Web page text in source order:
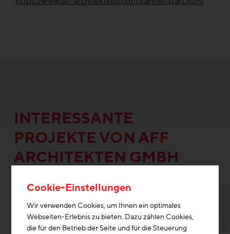
INTERESSANTE
PROJEKTE VON AFF
ARCHITEKTEN GMBH
Cookie-Einstellungen
Wir verwenden Cookies, um Ihnen ein optimales
Webseiten-Erlebnis zu bieten. Dazu zählen Cookies,
die für den Betrieb der Seite und für die Steuerung